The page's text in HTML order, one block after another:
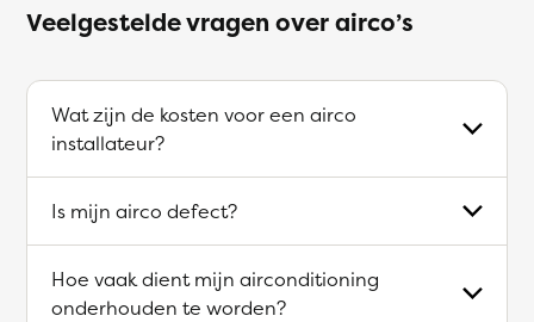
Veelgestelde vragen over airco’s
Wat zijn de kosten voor een airco
installateur?
Is mijn airco defect?
Hoe vaak dient mijn airconditioning
onderhouden te worden?